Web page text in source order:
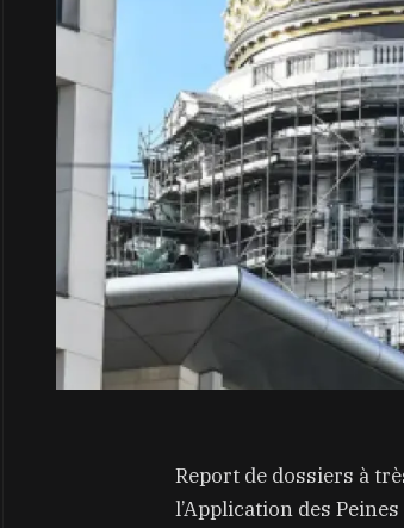
Report de dossiers à
l’Application des